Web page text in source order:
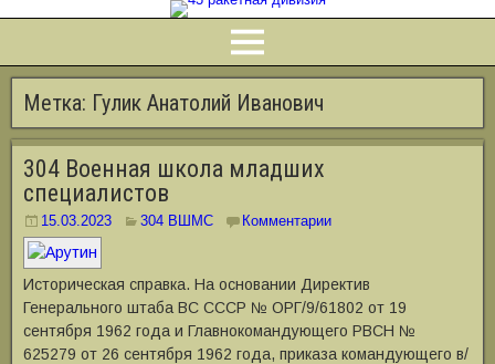
Метка: Гулик Анатолий Иванович
304 Военная школа младших
специалистов
15.03.2023 304 ВШМС Комментарии
Историческая справка. На основании Директив
Генерального штаба ВС СССР № ОРГ/9/61802 от 19
сентября 1962 года и Главнокомандующего РВСН №
625279 от 26 сентября 1962 года, приказа командующего в/